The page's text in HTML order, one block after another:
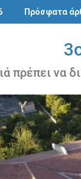
Πρόσφατα
πρέπει να